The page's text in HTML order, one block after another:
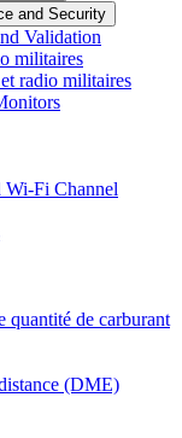
and Security
Validation
militaires
radio militaires
Wi-Fi Channel
quantité de carburant
(DME)